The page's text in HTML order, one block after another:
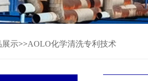
展示>>AOLO化学清洗专利技术